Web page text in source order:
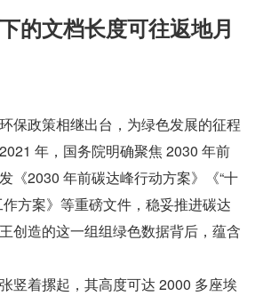
的文档长度可往返地月
保政策相继出台，为绿色发展的征程
年，国务院明确聚焦 2030 年前
《2030 年前碳达峰行动方案》《“十
方案》等重磅文件，稳妥推进碳达
创造的这一组组绿色数据背后，蕴含
竖着摞起，其高度可达 2000 多座埃